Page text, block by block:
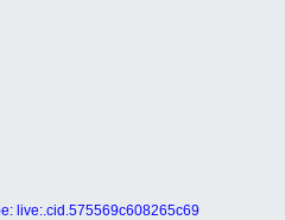
live:.cid.575569c608265c69